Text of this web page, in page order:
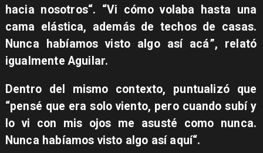
hacia nosotros“. “Vi cómo volaba hasta una
cama elástica, además de techos de casas.
Nunca habíamos visto algo así acá”, relató
igualmente Aguilar.
Dentro del mismo contexto, puntualizó que
“pensé que era solo viento, pero cuando subí y
lo vi con mis ojos me asusté como nunca.
Nunca habíamos visto algo así aquí“.